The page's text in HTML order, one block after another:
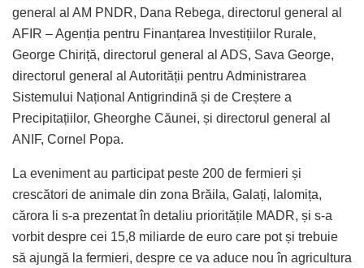
general al AM PNDR, Dana Rebega, directorul general al
AFIR – Agenția pentru Finanțarea Investițiilor Rurale,
George Chiriță, directorul general al ADS, Sava George,
directorul general al Autorității pentru Administrarea
Sistemului Național Antigrindină și de Creștere a
Precipitațiilor, Gheorghe Căunei, și directorul general al
ANIF, Cornel Popa.
La eveniment au participat peste 200 de fermieri și
crescători de animale din zona Brăila, Galați, Ialomița,
cărora li s-a prezentat în detaliu prioritățile MADR, și s-a
vorbit despre cei 15,8 miliarde de euro care pot și trebuie
să ajungă la fermieri, despre ce va aduce nou în agricultura